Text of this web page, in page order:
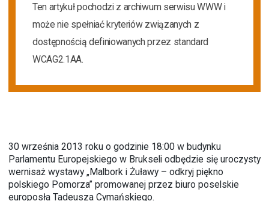
Ten artykuł pochodzi z archiwum serwisu WWW i
może nie spełniać kryteriów związanych z
dostępnością definiowanych przez standard
WCAG2.1AA.
30 września 2013 roku o godzinie 18:00 w budynku
Parlamentu Europejskiego w Brukseli odbędzie się uroczysty
wernisaż wystawy „Malbork i Żuławy – odkryj piękno
polskiego Pomorza” promowanej przez biuro poselskie
europosła Tadeusza Cymańskiego.